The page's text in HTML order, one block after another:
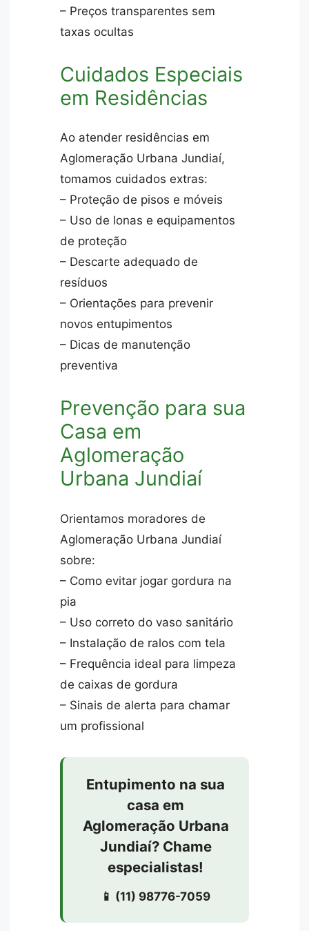
– Preços transparentes sem
taxas ocultas
Cuidados Especiais
em Residências
Ao atender residências em
Aglomeração Urbana Jundiaí,
tomamos cuidados extras:
– Proteção de pisos e móveis
– Uso de lonas e equipamentos
de proteção
– Descarte adequado de
resíduos
– Orientações para prevenir
novos entupimentos
– Dicas de manutenção
preventiva
Prevenção para sua
Casa em
Aglomeração
Urbana Jundiaí
Orientamos moradores de
Aglomeração Urbana Jundiaí
sobre:
– Como evitar jogar gordura na
pia
– Uso correto do vaso sanitário
– Instalação de ralos com tela
– Frequência ideal para limpeza
de caixas de gordura
– Sinais de alerta para chamar
um profissional
Entupimento na sua
casa em
Aglomeração Urbana
Jundiaí? Chame
especialistas!
📱 (11) 98776-7059